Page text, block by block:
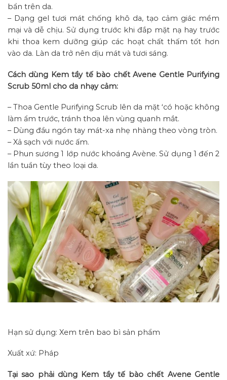
bẩn trên da.
– Dạng gel tươi mát chống khô da, tạo cảm giác mềm
mại và dễ chịu. Sử dụng trước khi đắp mặt nạ hay trước
khi thoa kem dưỡng giúp các hoạt chất thấm tốt hơn
vào da. Làn da trở nên dịu mát và tươi sáng.
Cách dùng Kem tẩy tế bào chết Avene Gentle Purifying
Scrub 50ml cho da nhạy cảm:
– Thoa Gentle Purifying Scrub lên da mặt ‘có hoặc không
làm ẩm trước, tránh thoa lên vùng quanh mắt.
– Dùng đầu ngón tay mát-xa nhẹ nhàng theo vòng tròn.
– Xả sạch với nước ấm.
– Phun sương 1 lớp nước khoáng Avène. Sử dụng 1 đến 2
lần tuần tùy theo loại da.
Hạn sử dụng: Xem trên bao bì sản phẩm
Xuất xứ: Pháp
Tại sao phải dùng Kem tẩy tế bào chết Avene Gentle